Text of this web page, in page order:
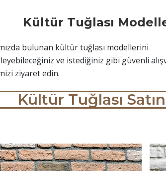
Kültür Tuğlası
bulunan kültür tuğlası modellerini
ve istediğiniz gibi güvenli
ziyaret edin.
Kültür Tuğlası